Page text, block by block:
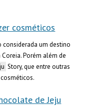
cosméticos
considerada um destino
Porém além de
Story, que entre outras
de Jeju